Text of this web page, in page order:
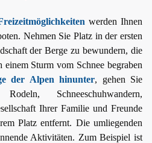
werden Ihnen
Nehmen Sie Platz in der ersten
der Berge zu bewundern, die
einem Sturm vom Schnee begraben
der Alpen hinunter, gehen Sie
Schneeschuhwandern,
Ihrer Familie und Freunde
Platz entfernt. Die umliegenden
Aktivitäten. Zum Beispiel ist